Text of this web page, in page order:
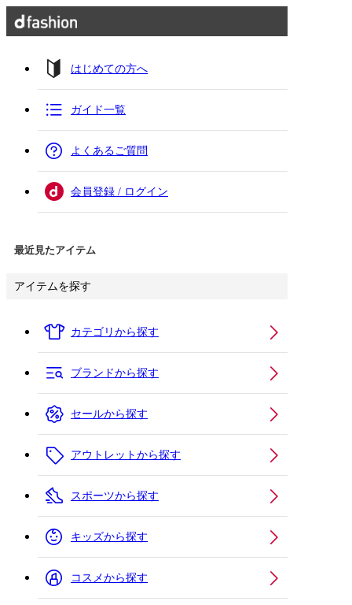
はじめての方へ
ガイド一覧
よくあるご質問
会員登録 / ログイン
最近見たアイテム
アイテムを探す
カテゴリから探す
ブランドから探す
セールから探す
アウトレットから探す
スポーツから探す
キッズから探す
コスメから探す